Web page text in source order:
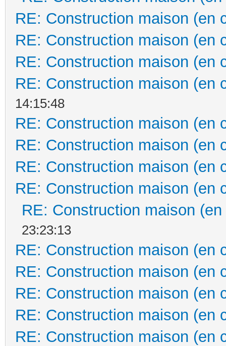
RE: Construction maison (en
RE: Construction maison (en
RE: Construction maison (en
RE: Construction maison (en
14:15:48
RE: Construction maison (en
RE: Construction maison (en
RE: Construction maison (en
RE: Construction maison (en
RE: Construction maison
23:23:13
RE: Construction maison (en
RE: Construction maison (en
RE: Construction maison (en
RE: Construction maison (en
RE: Construction maison (en